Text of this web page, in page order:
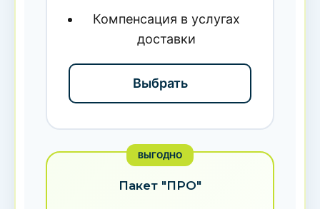
Компенсация в услугах
доставки
Выбрать
ВЫГОДНО
Пакет "ПРО"